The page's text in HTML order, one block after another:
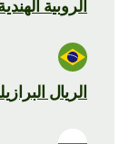
الروبية الهندية
الريال البرازيلي